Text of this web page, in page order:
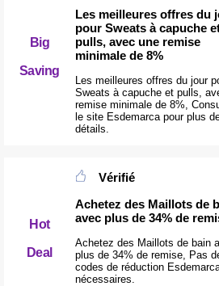
Big
Saving
Les meilleures offres du
pour Sweats à capuche
pulls, avec une remise
minimale de 8%
Les meilleures offres du jour
Sweats à capuche et pulls,
remise minimale de 8%,
le site Esdemarca pour plus
détails.
Hot
Deal
Vérifié
Achetez des Maillots de
avec plus de 34% de
Achetez des Maillots de bain
plus de 34% de remise, Pas
codes de réduction
nécessaires.